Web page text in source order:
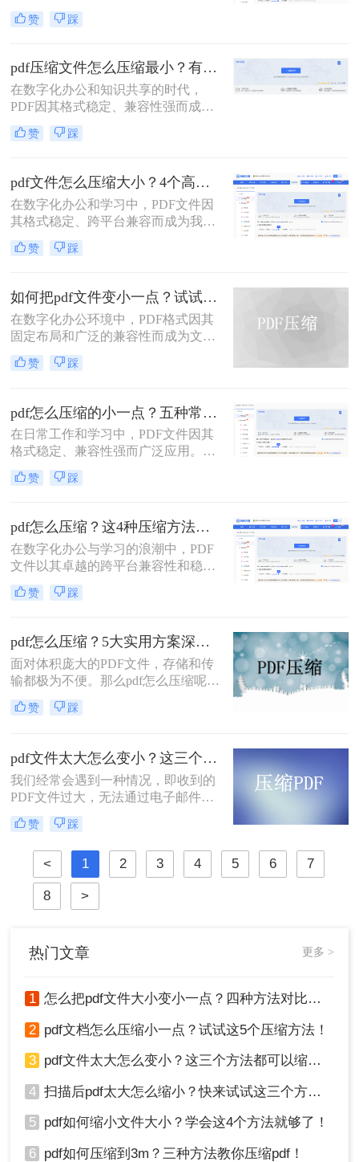
性强而成为我们传递信息的主要载
体。然而，一个棘手的问题常常困扰
电子邮件发送简历、在学术平台提交
论文，还是在微信等即时通讯工具中
分享资料，平台往往对附件大小有严
格限制，最常见的门槛就是5MB。一
个几十兆甚至上百兆的PDF文件，不
仅传输耗时，还可能直接导致发送失
赞 踩
pdf压缩文件怎么压缩最小？有效压缩方法终极指南！
在数字化办公和知识共享的时代，
PDF因其格式稳定、兼容性强而成为
文档传输的首选。然而，庞大的PDF
文件时常为我们带来困扰：邮箱附件
下载耗时、设备存储空间告急。pdf压
缩文件怎么压缩最小，成为许多人迫
切需要的技能。
赞 踩
pdf文件怎么压缩大小？4个高效传输与存储方法详解！
在数字化办公和学习中，PDF文件因
其格式稳定、跨平台兼容而成为我们
日常交流的首选格式。然而，过大的
PDF文件——无论是包含大量高分辨
书，还是设计精美的产品手册——都
会给邮件发送、云端存储和即时传输
带来诸多不便。幸运的是，通过一系
列高效的方法，我们可以显著减小
PDF文件的体积，而无需牺牲过多的
可读性。那么pdf文件怎么压缩大小
法，从在线工具到专业软件，从自动
优化到手动精调，助您轻松驾驭PDF
文件大小。
赞 踩
如何把pdf文件变小一点？试试这两种简单有效的方法压缩大小
在数字化办公环境中，PDF格式因其
固定布局和广泛的兼容性而成为文档
分享的理想选择。然而，当PDF文件
包含大量图像或复杂排版时，其体积
处理带来不便。那么如何把pdf文件变
小一点呢？本文将介绍两种简单有效
的方法来压缩PDF文件大小，帮助您
节省空间并提高工作效率。
赞 踩
pdf怎么压缩的小一点？五种常用有效方法详解！
在日常工作和学习中，PDF文件因其
格式稳定、兼容性强而广泛应用。然
而，PDF文件体积过大时，会带来诸
多不便，例如传输速度慢、存储空间
握压缩PDF文件的方法至关重要。那
么呢？本文将详细介绍多种常用且有
效的pdf压缩方法。通过遵循这些指
南，您可以轻松减小PDF文件体积，
提升效率。
赞 踩
pdf怎么压缩？这4种压缩方法助您pdf文件“瘦身”！
在数字化办公与学习的浪潮中，PDF
文件以其卓越的跨平台兼容性和稳定
的格式呈现，成为了我们日常工作、
学习和交流中不可或缺的载体。然
复杂排版的广泛应用，PDF文件的体
积也日益“臃肿”。一个几十兆甚至上
百兆的PDF文件，不仅占用宝贵的存
储空间，更在通过邮件发送、即时通
讯工具传输或上传至云盘时，变得异
常缓慢且不便。
赞 踩
pdf怎么压缩？5大实用方案深度解析！
面对体积庞大的PDF文件，存储和传
输都极为不便。那么pdf怎么压缩呢？
本文将详解5种主流压缩方案，从原
理到实操，助您轻松掌握PDF瘦身技
赞 踩
pdf文件太大怎么变小？这三个方法都可以缩小！
我们经常会遇到一种情况，即收到的
PDF文件过大，无法通过电子邮件或
其他方式进行传输。那么，pdf文件太
大怎么变小呢？在本文中，我们将向
您介绍一些有效的方法，可以帮助您
压缩PDF文件并减小文件大小。
赞 踩
< 1 2 3 4 5 6 7
8 >
热门文章 更多 >
1 怎么把pdf文件大小变小一点？四种方法对比，一看就懂！
2 pdf文档怎么压缩小一点？试试这5个压缩方法！
3 pdf文件太大怎么变小？这三个方法都可以缩小！
4 扫描后pdf太大怎么缩小？快来试试这三个方法！
5 pdf如何缩小文件大小？学会这4个方法就够了！
6 pdf如何压缩到3m？三种方法教你压缩pdf！